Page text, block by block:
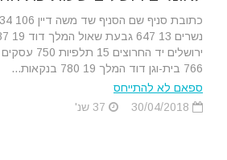
766 בית-וגן דוד המלך 19 780 בנקאות...
ספאם לא להתייחס